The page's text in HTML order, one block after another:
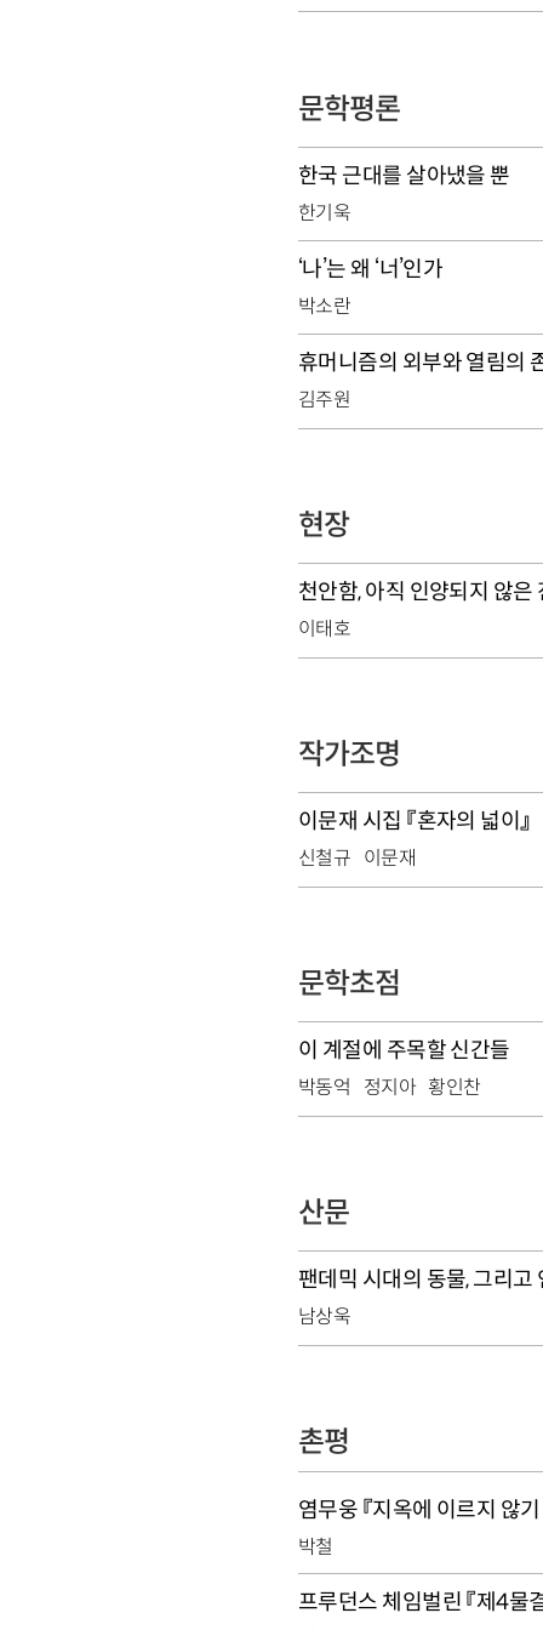
문학평론
한국 근대를 살아냈을 뿐
한기욱
‘나’는 왜 ‘너’인가
박소란
휴머니즘의 외부와 열림의
김주원
현장
천안함, 아직 인양되지 않은
이태호
작가조명
이문재 시집 『혼자의 넓이』
신철규 이문재
문학초점
이 계절에 주목할 신간들
박동억 정지아 황인찬
산문
팬데믹 시대의 동물, 그리고
남상욱
촌평
염무웅 『지옥에 이르지 않기
박철